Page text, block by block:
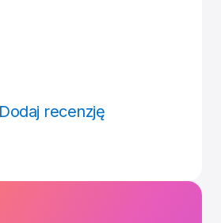
Dodaj recenzję